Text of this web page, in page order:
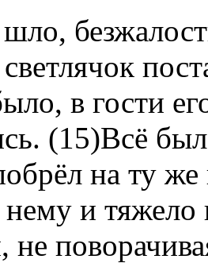
в гости
(15)Всё
на ту
и тяжело